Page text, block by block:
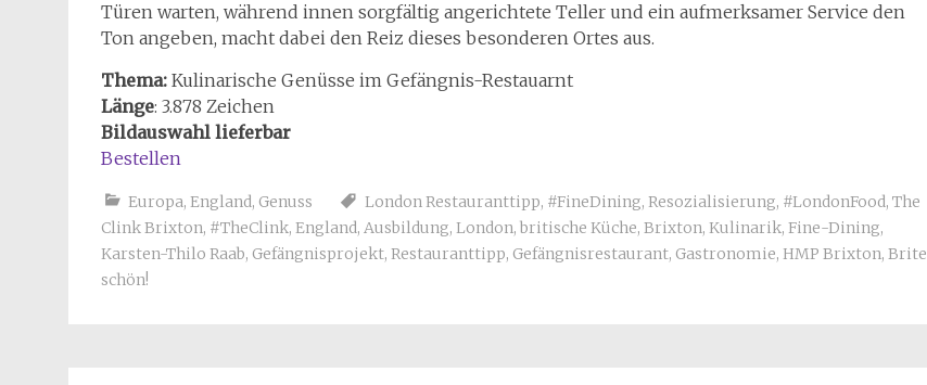
Türen warten, während innen sorgfältig angerichtete Teller und ein aufmerksamer Service den
Ton angeben, macht dabei den Reiz dieses besonderen Ortes aus.
Thema: Kulinarische Genüsse im Gefängnis-Restauarnt
Länge: 3.878 Zeichen
Bildauswahl lieferbar
Bestellen
Europa, England, Genuss London Restauranttipp, #FineDining, Resozialisierung, #LondonFood, The
Clink Brixton, #TheClink, England, Ausbildung, London, britische Küche, Brixton, Kulinarik, Fine-Dining,
Karsten-Thilo Raab, Gefängnisprojekt, Restauranttipp, Gefängnisrestaurant, Gastronomie, HMP Brixton, Brite
schön!